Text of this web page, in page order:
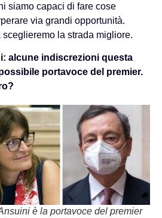
siamo capaci di fare cose
via grandi opportunità.
la strada migliore.
alcune indiscrezioni questa
portavoce del premier.
è la portavoce del premier